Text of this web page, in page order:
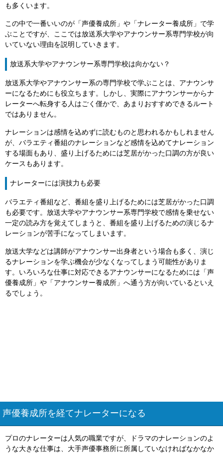
も多くいます。
この中で一番いいのが「声優養成所」や「ナレーター養成所」で学
ぶことですが、ここでは放送系大学やアナウンサー系専門学校が向
いていない理由を説明していきます。
放送系大学やアナウンサー系専門学校は向かない？
放送系大学やアナウンサー系の専門学校で学ぶことは、アナウンサ
ーになるためにも役立ちます。しかし、実際にアナウンサーからナ
レーターへ転身する人はごく僅かで、あまりおすすめできるルート
ではありません。
ナレーションは感情を込めずに読むものと思われるかもしれません
が、バラエティ番組のナレーションなど感情を込めてナレーション
する場面もあり、盛り上げるためには芝居がかった口調の方が良い
ケースもあります。
ナレーターには演技力も必要
バラエティ番組など、番組を盛り上げるためには芝居がかった口調
も必要です。放送大学やアナウンサー系専門学校で感情を乗せない
一定の読み方を覚えてしまうと、番組を盛り上げるための演じるナ
レーションが苦手になってしまいます。
放送大学などは講師がアナウンサー出身者という場合も多く、演じ
るナレーションを学ぶ機会が少なくなってしまう可能性がありま
す。いろいろな仕事に対応できるアナウンサーになるためには「声
優養成所」や「アナウンサー養成所」へ通う方が向いているといえ
るでしょう。
声優養成所を経てナレーターになる
プロのナレーターは人気の職業ですが、ドラマのナレーションのよ
うな大きな仕事は、大手声優事務所に所属していなければなかなか